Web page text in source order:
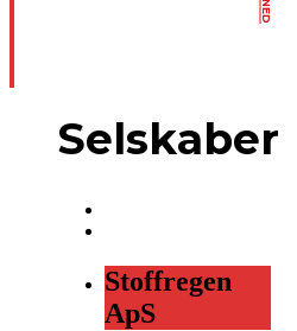
Selskaber
Stoffregen
ApS